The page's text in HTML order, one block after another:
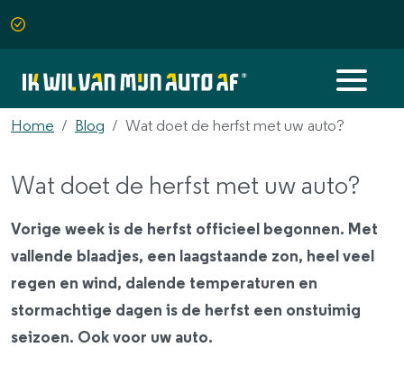
Home Blog Wat doet de herfst met uw auto?
Wat doet de herfst met uw auto?
Vorige week is de herfst officieel begonnen. Met
vallende blaadjes, een laagstaande zon, heel veel
regen en wind, dalende temperaturen en
stormachtige dagen is de herfst een onstuimig
seizoen. Ook voor uw auto.